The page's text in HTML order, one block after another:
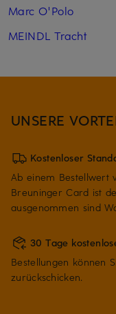
Marc O'Polo
MEINDL Tracht
UNSERE
Kostenloser
Ab einem Bestellwert
Breuninger Card ist
ausgenommen sind
30 Tage
Bestellungen können
zurückschicken.